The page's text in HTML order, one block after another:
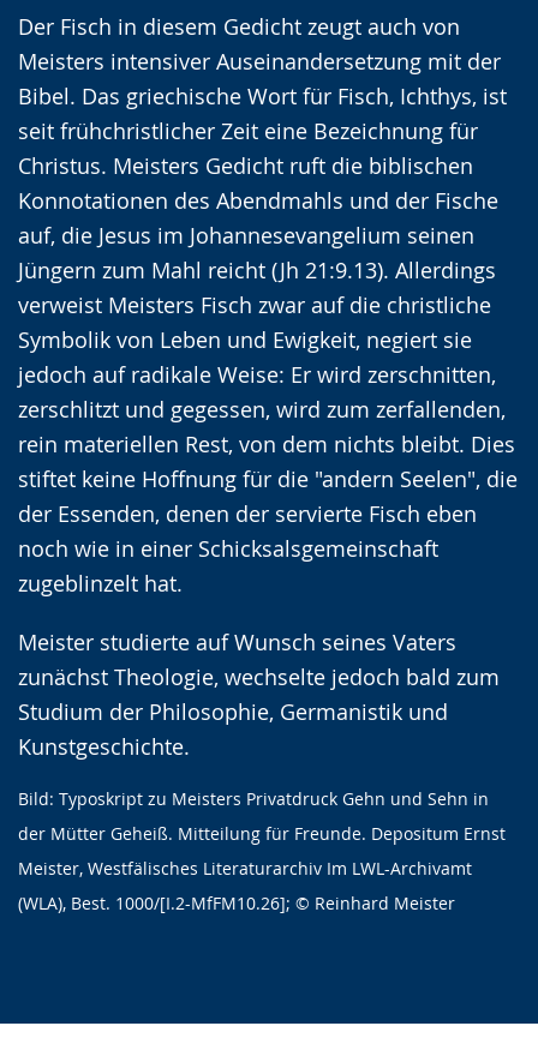
Sprache
wechseln.
Unterstützung.
in
Deutscher
Gebärdensprache
wird
angezeigt.
Der Fisch in diesem Gedicht zeugt auch von
Meisters intensiver Auseinandersetzung mit der
Bibel. Das griechische Wort für Fisch, Ichthys, ist
seit frühchristlicher Zeit eine Bezeichnung für
Christus. Meisters Gedicht ruft die biblischen
Konnotationen des Abendmahls und der Fische
auf, die Jesus im Johannesevangelium seinen
Jüngern zum Mahl reicht (Jh 21:9.13). Allerdings
verweist Meisters Fisch zwar auf die christliche
Symbolik von Leben und Ewigkeit, negiert sie
jedoch auf radikale Weise: Er wird zerschnitten,
zerschlitzt und gegessen, wird zum zerfallenden,
rein materiellen Rest, von dem nichts bleibt. Dies
stiftet keine Hoffnung für die "andern Seelen", die
der Essenden, denen der servierte Fisch eben
noch wie in einer Schicksalsgemeinschaft
zugeblinzelt hat.
Meister studierte auf Wunsch seines Vaters
zunächst Theologie, wechselte jedoch bald zum
Studium der Philosophie, Germanistik und
Kunstgeschichte.
Bild: Typoskript zu Meisters Privatdruck Gehn und Sehn in
der Mütter Geheiß. Mitteilung für Freunde. Depositum Ernst
Meister, Westfälisches Literaturarchiv Im LWL-Archivamt
(WLA), Best. 1000/[I.2-MfFM10.26]; © Reinhard Meister